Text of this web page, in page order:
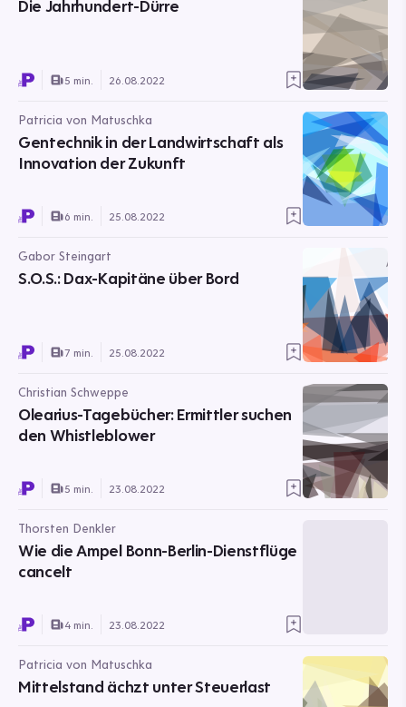
Die Jahrhundert-Dürre
5 min. 26.08.2022
Patricia von Matuschka
Gentechnik in der Landwirtschaft als
Innovation der Zukunft
6 min. 25.08.2022
Gabor Steingart
S.O.S.: Dax-Kapitäne über Bord
7 min. 25.08.2022
Christian Schweppe
Olearius-Tagebücher: Ermittler suchen
den Whistleblower
5 min. 23.08.2022
Thorsten Denkler
Wie die Ampel Bonn-Berlin-Dienstflüge
cancelt
4 min. 23.08.2022
Patricia von Matuschka
Mittelstand ächzt unter Steuerlast